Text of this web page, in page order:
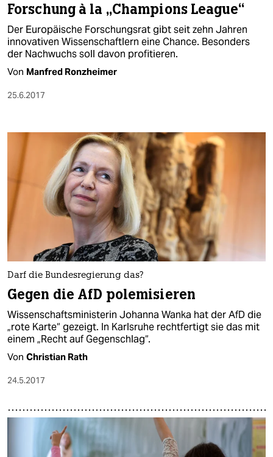
Forschung à la „Champions League“
Der Europäische Forschungsrat gibt seit zehn Jahren
innovativen Wissenschaftlern eine Chance. Besonders
der Nachwuchs soll davon profitieren.
Von Manfred Ronzheimer
25.6.2017
Darf die Bundesregierung das?
Gegen die AfD polemisieren
Wissenschaftsministerin Johanna Wanka hat der AfD die
„rote Karte“ gezeigt. In Karlsruhe rechtfertigt sie das mit
einem „Recht auf Gegenschlag“.
Von Christian Rath
24.5.2017